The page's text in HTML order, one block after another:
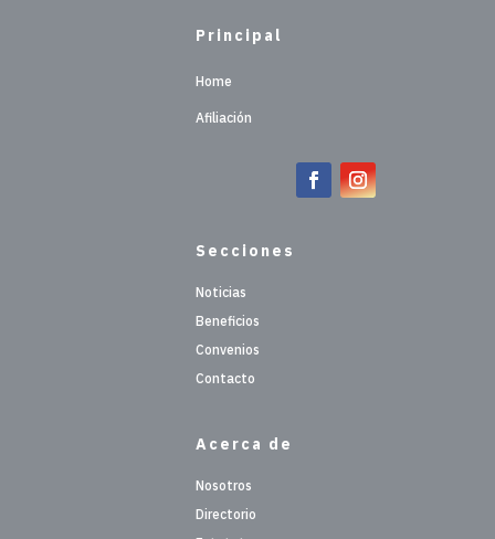
Principal
Home
Afiliación
Secciones
Noticias
Beneficios
Convenios
Contacto
Acerca de
Nosotros
Directorio